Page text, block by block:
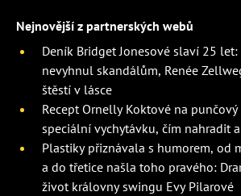
Nejnovější z partnerských webů
Deník Bridget Jonesové slaví 25
nevyhnul skandálům, Renée
štěstí v lásce
Recept Ornelly Koktové na
speciální vychytávku, čím nahradit
Plastiky přiznávala s humorem, od
a do třetice našla toho pravého:
život královny swingu Evy Pilarové